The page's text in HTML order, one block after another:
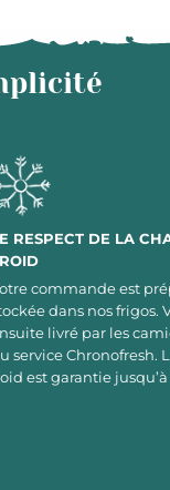
RESPECT DE LA
commande est
dans nos frigos.
livré par les
service Chronofresh.
est garantie